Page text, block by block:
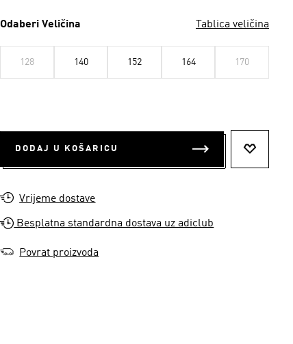
Odaberi Veličina Tablica veličina
128 140 152 164 170
DODAJ U KOŠARICU
Vrijeme dostave
Besplatna standardna dostava uz adiclub
Povrat proizvoda